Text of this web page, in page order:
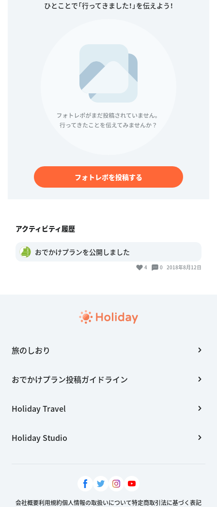
ひとことで「行ってきました！」を伝えよう！
フォトレポを投稿する
アクティビティ履歴
おでかけプランを公開しました
4 0 2018年8月12日
旅のしおり
おでかけプラン投稿ガイドライン
Holiday Travel
Holiday Studio
会社概要利用規約個人情報の取扱いについて特定商取引法に基づく表記